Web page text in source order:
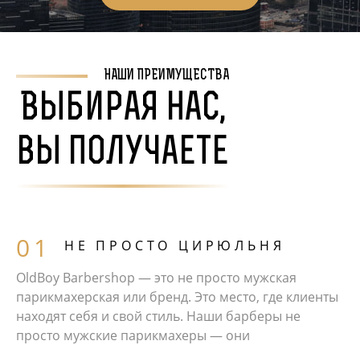
НАШИ ПРЕИМУЩЕСТВА
Выбирая нас,
вы получаете
НЕ ПРОСТО ЦИРЮЛЬНЯ
OldBoy Barbershop — это не просто мужская
парикмахерская или бренд. Это место, где клиенты
находят себя и свой стиль. Наши барберы не
просто мужские парикмахеры — они